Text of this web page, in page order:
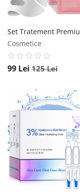
Cosmetice
99 Lei 125Lei